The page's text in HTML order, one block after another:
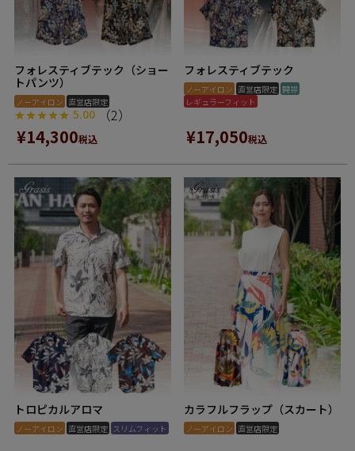
フォレスティブテック（ショー
トパンツ）
ノーアイロン 直営店限定
5.00 （2）
¥14,300税込
フォレスティブテック
ノーアイロン 直営店限定 開襟
レギュラーフィット
¥17,050税込
トロピカルアロマ
ノーアイロン 直営店限定 スリムフィット
カラフルフラップ（スカート）
ノーアイロン 直営店限定